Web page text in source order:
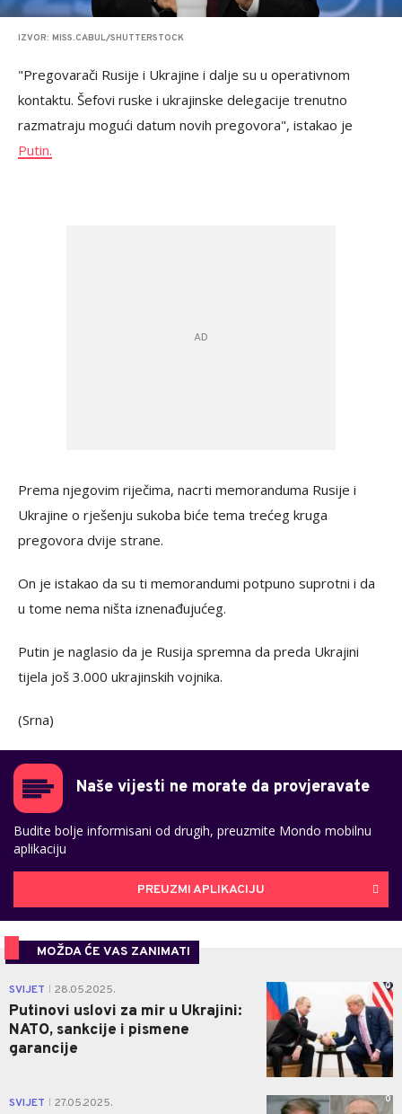
IZVOR: MISS.CABUL/SHUTTERSTOCK
"Pregovarači Rusije i Ukrajine i dalje su u operativnom
kontaktu. Šefovi ruske i ukrajinske delegacije trenutno
razmatraju mogući datum novih pregovora", istakao je
Putin.
Prema njegovim riječima, nacrti memoranduma Rusije i
Ukrajine o rješenju sukoba biće tema trećeg kruga
pregovora dvije strane.
On je istakao da su ti memorandumi potpuno suprotni i da
u tome nema ništa iznenađujućeg.
Putin je naglasio da je Rusija spremna da preda Ukrajini
tijela još 3.000 ukrajinskih vojnika.
(Srna)
Naše vijesti ne morate da provjeravate
Budite bolje informisani od drugih, preuzmite Mondo mobilnu
aplikaciju
PREUZMI APLIKACIJU
MOŽDA ĆE VAS ZANIMATI
SVIJET 28.05.2025.
Putinovi uslovi za mir u Ukrajini:
NATO, sankcije i pismene
garancije
0
SVIJET 27.05.2025. 0